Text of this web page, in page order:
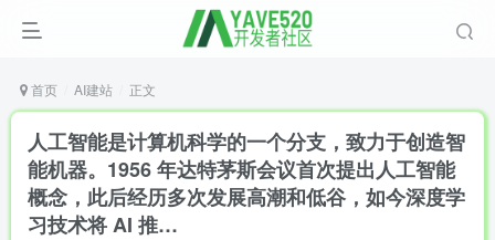
首页 AI建站 正文
人工智能是计算机科学的一个分支，致力于创造智
能机器。1956 年达特茅斯会议首次提出人工智能
概念，此后经历多次发展高潮和低谷，如今深度学
习技术将 AI 推…